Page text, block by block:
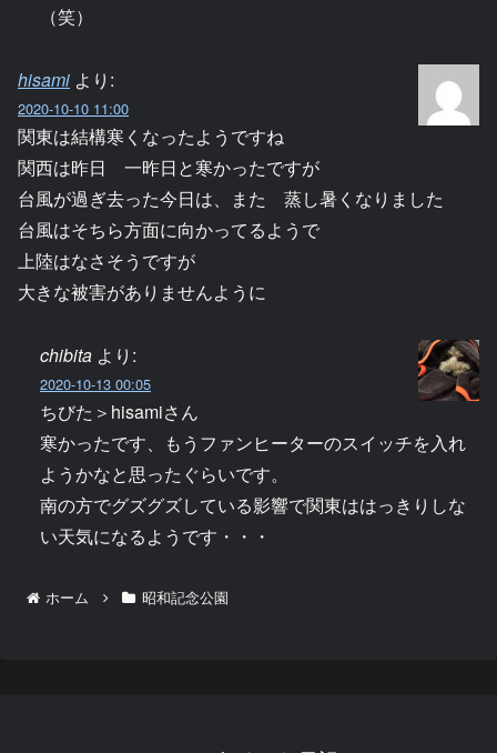
（笑）
hisami より:
2020-10-10 11:00
関東は結構寒くなったようですね
関西は昨日 一昨日と寒かったですが
台風が過ぎ去った今日は、また 蒸し暑くなりました
台風はそちら方面に向かってるようで
上陸はなさそうですが
大きな被害がありませんように
chibita より:
2020-10-13 00:05
ちびた＞hisamiさん
寒かったです、もうファンヒーターのスイッチを入れ
ようかなと思ったぐらいです。
南の方でグズグズしている影響で関東ははっきりしな
い天気になるようです・・・
ホーム 昭和記念公園